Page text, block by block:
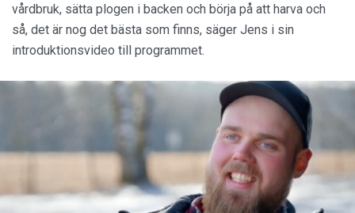
vårdbruk, sätta plogen i backen och börja på att harva och
så, det är nog det bästa som finns, säger Jens i sin
introduktionsvideo till programmet.